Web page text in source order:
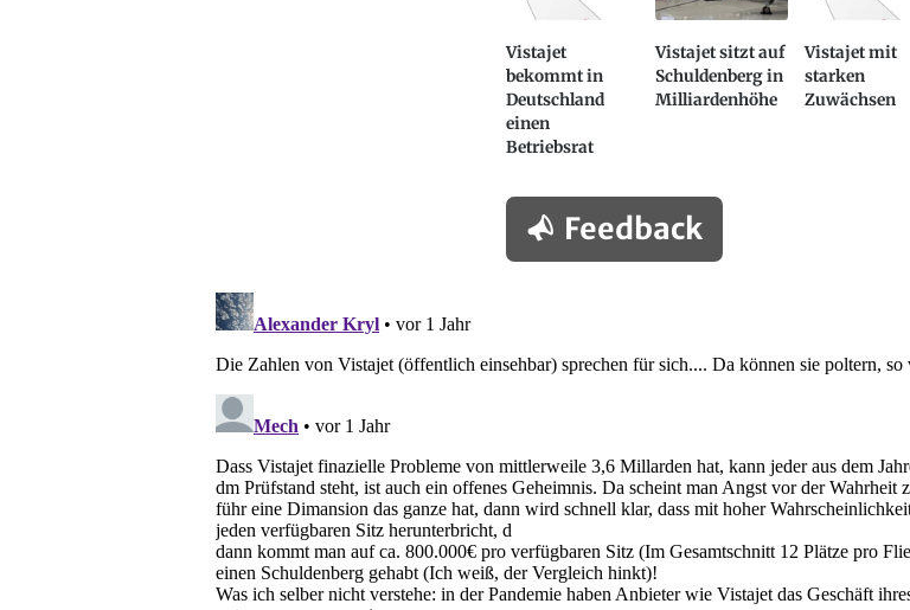
Vistajet
bekommt in
Deutschland
einen
Betriebsrat
Vistajet sitzt auf
Schuldenberg in
Milliardenhöhe
Vistajet mit
starken
Zuwächsen
Feedback